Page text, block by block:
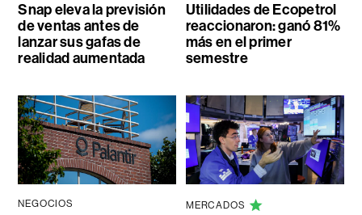
Snap eleva la previsión
de ventas antes de
lanzar sus gafas de
realidad aumentada
Utilidades de Ecopetrol
reaccionaron: ganó 81%
más en el primer
semestre
NEGOCIOS MERCADOS